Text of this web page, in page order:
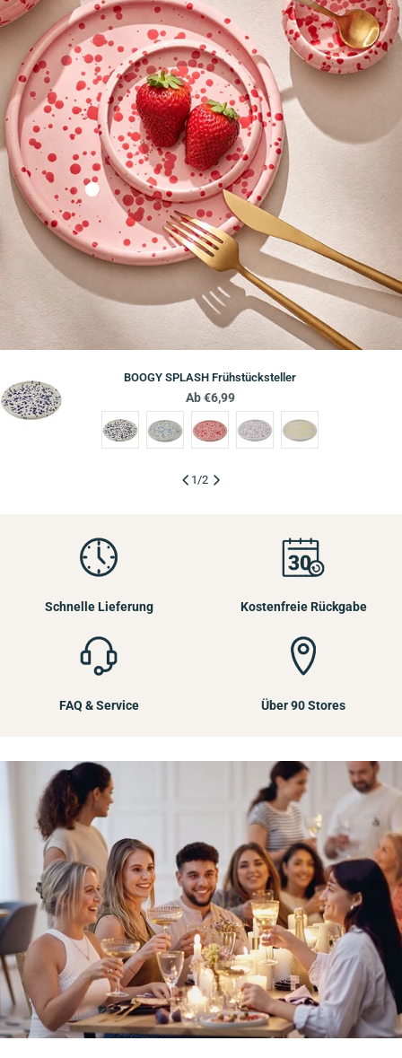
BOOGY SPLASH Frühstücksteller
Regulärer
Preis
Ab €6,99
1/2
Schnelle Lieferung Kostenfreie Rückgabe
FAQ & Service Über 90 Stores